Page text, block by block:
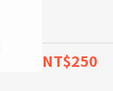
NT$250